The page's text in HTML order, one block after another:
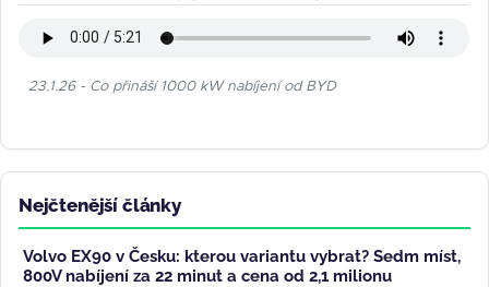
23.1.26 - Co přináší 1000 kW nabíjení od BYD
Nejčtenější články
Volvo EX90 v Česku: kterou variantu vybrat? Sedm míst,
800V nabíjení za 22 minut a cena od 2,1 milionu